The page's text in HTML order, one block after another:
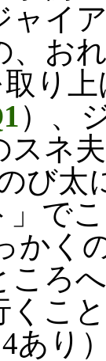
ャイ
、お
り
）、
スネ
び太
」で
かく
ころ
くこ
あり